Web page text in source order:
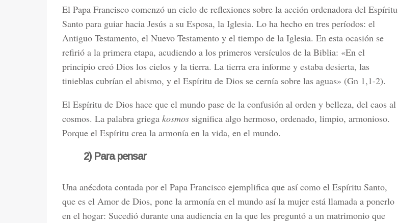
El Papa Francisco comenzó un ciclo de reflexiones sobre la acción ordenadora del Espíritu
Santo para guiar hacia Jesús a su Esposa, la Iglesia. Lo ha hecho en tres períodos: el
Antiguo Testamento, el Nuevo Testamento y el tiempo de la Iglesia. En esta ocasión se
refirió a la primera etapa, acudiendo a los primeros versículos de la Biblia: «En el
principio creó Dios los cielos y la tierra. La tierra era informe y estaba desierta, las
tinieblas cubrían el abismo, y el Espíritu de Dios se cernía sobre las aguas» (Gn 1,1-2).
El Espíritu de Dios hace que el mundo pase de la confusión al orden y belleza, del caos al
cosmos. La palabra griega kosmos significa algo hermoso, ordenado, limpio, armonioso.
Porque el Espíritu crea la armonía en la vida, en el mundo.
2) Para pensar
Una anécdota contada por el Papa Francisco ejemplifica que así como el Espíritu Santo,
que es el Amor de Dios, pone la armonía en el mundo así la mujer está llamada a ponerlo
en el hogar: Sucedió durante una audiencia en la que les preguntó a un matrimonio que